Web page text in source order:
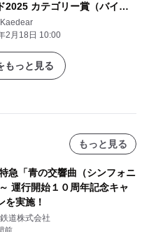
2025 カテゴリー賞（バイク
を受賞
2月18日 10:00
もっと見る
もっと見る
急「青の交響曲（シンフォニ
運行開始１０周年記念キャ
を実施！
道株式会社